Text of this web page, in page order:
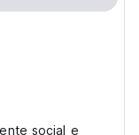
social e